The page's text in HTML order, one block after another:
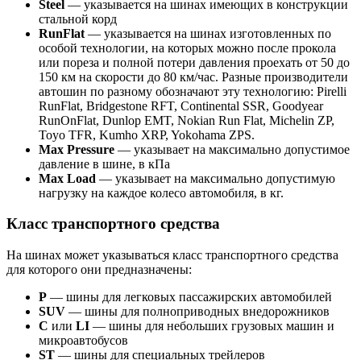
Steel — указывается на шинах имеющих в конструкции
стальной корд
RunFlat — указывается на шинах изготовленных по
особой технологии, на которых можно после прокола
или пореза и полной потери давления проехать от 50 до
150 км на скорости до 80 км/час. Разные производители
автошин по разному обозначают эту технологию: Pirelli
RunFlat, Bridgestone RFT, Continental SSR, Goodyear
RunOnFlat, Dunlop EMT, Nokian Run Flat, Michelin ZP,
Toyo TFR, Kumho XRP, Yokohama ZPS.
Max Pressure — указывает на максимально допустимое
давление в шине, в кПа
Max Load — указывает на максимально допустимую
нагрузку на каждое колесо автомобиля, в кг.
Класс транспортного средства
На шинах может указываться класс транспортного средства
для которого они предназначены:
P — шины для легковых пассажирских автомобилей
SUV — шины для полноприводных внедорожников
C или LI — шины для небольших грузовых машин и
микроавтобусов
ST — шины для специальных трейлеров